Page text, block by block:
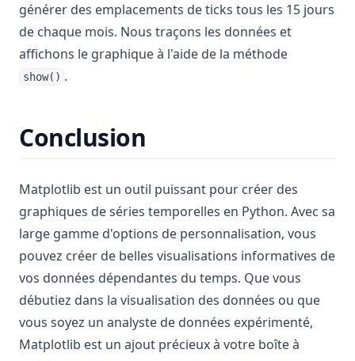
générer des emplacements de ticks tous les 15 jours
de chaque mois. Nous traçons les données et
affichons le graphique à l'aide de la méthode
show() .
Conclusion
Matplotlib est un outil puissant pour créer des
graphiques de séries temporelles en Python. Avec sa
large gamme d'options de personnalisation, vous
pouvez créer de belles visualisations informatives de
vos données dépendantes du temps. Que vous
débutiez dans la visualisation des données ou que
vous soyez un analyste de données expérimenté,
Matplotlib est un ajout précieux à votre boîte à